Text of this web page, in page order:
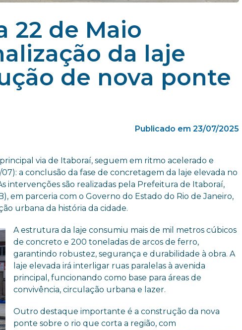
22 de Maio
da laje
de nova ponte
Publicado em 23/07/2025
via de Itaboraí, seguem em ritmo acelerado e
a conclusão da fase de concretagem da laje elevada no
intervenções são realizadas pela Prefeitura de Itaboraí,
em parceria com o Governo do Estado do Rio de Janeiro,
urbana da história da cidade.
A estrutura da laje consumiu mais de mil metros cúbicos
de concreto e 200 toneladas de arcos de ferro,
garantindo robustez, segurança e durabilidade à obra. A
laje elevada irá interligar ruas paralelas à avenida
principal, funcionando como base para áreas de
convivência, circulação urbana e lazer.
Outro destaque importante é a construção da nova
ponte sobre o rio que corta a região, com